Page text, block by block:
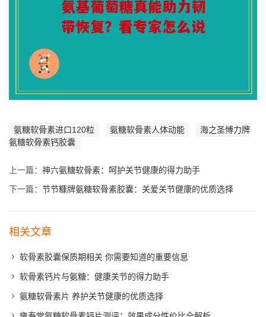
氨糖软骨素进口120粒 氨糖软骨素人体动能
海之圣愽力牌
氨糖软骨素钙胶囊
上一篇： 神六氨糖软骨素：呵护关节健康的得力助手
下一篇： 节节糠牌氨糖软骨素胶囊：关爱关节健康的优质选择
相关文章
软骨素胶囊保质期相关 你需要知道的重要信息
软骨素钙片与氨糖：健康关节的得力助手
氨糖软骨素片 养护关节健康的优质选择